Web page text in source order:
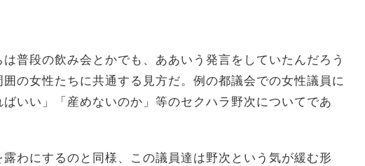
は普段の飲み会とかでも、ああいう発言をしていたんだろう
の女性たちに共通する見方だ。例の都議会での女性議員に
いい」「産めないのか」等のセクハラ野次についてであ
わにするのと同様、この議員達は野次という気が緩む形